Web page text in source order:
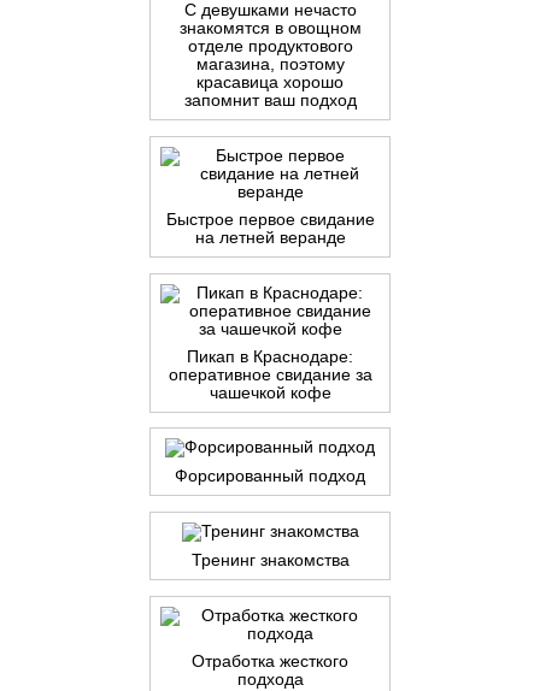
С девушками нечасто
знакомятся в овощном
отделе продуктового
магазина, поэтому
красавица хорошо
запомнит ваш подход
Быстрое первое свидание
на летней веранде
Пикап в Краснодаре:
оперативное свидание за
чашечкой кофе
Форсированный подход
Тренинг знакомства
Отработка жесткого
подхода